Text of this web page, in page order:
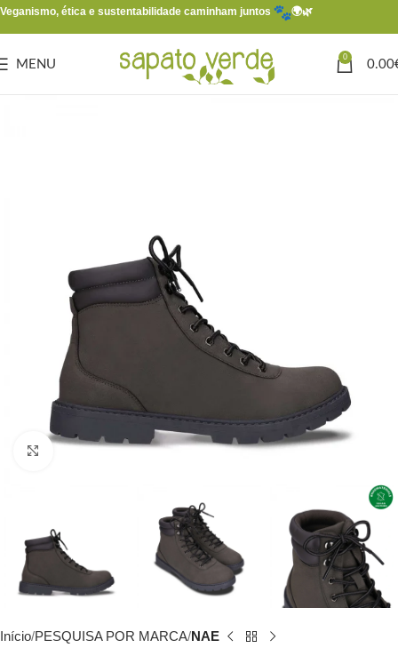
Veganismo, ética e sustentabilidade caminham juntos 🌍🌿
MENU
0
0.00
Click to enlarge
Início PESQUISA POR MARCA NAE